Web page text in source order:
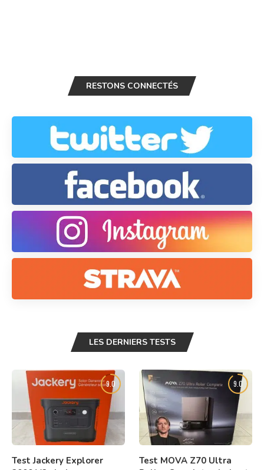
RESTONS CONNECTÉS
LES DERNIERS TESTS
9.0
Test Jackery Explorer
9.0
Test MOVA Z70 Ultra